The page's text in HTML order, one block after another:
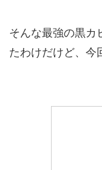
そんな最強の黒カ
たわけだけど、今